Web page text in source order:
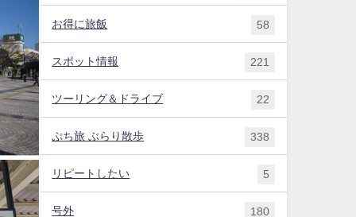
お得に旅飯 58
スポット情報 221
ツーリング＆ドライブ 22
ぷち旅 ぶらり散歩 338
リピートしたい 5
号外 180